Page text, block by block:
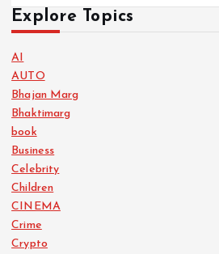
Explore Topics
AI
AUTO
Bhajan Marg
Bhaktimarg
book
Business
Celebrity
Children
CINEMA
Crime
Crypto